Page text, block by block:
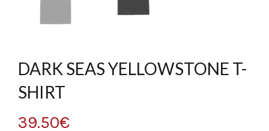
DARK SEAS YELLOWSTONE T-
SHIRT
39.50€